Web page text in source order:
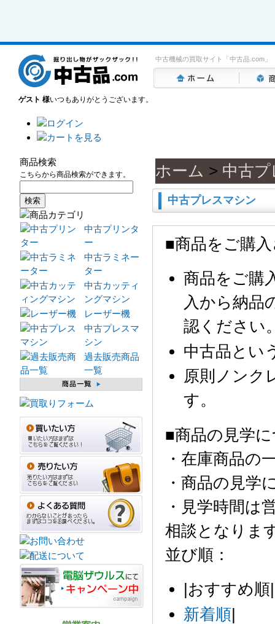
中古機械の買取サイト「中古品.com」
ゲスト 様いつもありがとうございます。
ホーム > 中古
中古プレスマシン
■商品をご購
商品をご購
入から納品
認ください
中古品とい
原則ノンク
す。
■商品の見学
・在庫商品の
・商品の見学
・見学時間は
相談となりま
並び順：
|おすすめ順|
新着順|
商品検索
こちらから商品検索ができます。
中古プリンタ
ー
中古ラミネー
ター
中古カッティ
ングマシン
レーザー機
中古プレスマ
シン
過去販売商品
一覧